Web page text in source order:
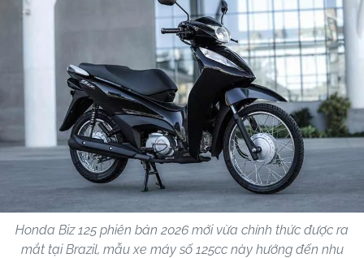
Honda Biz 125 phiên bản 2026 mới vừa chính thức được ra
mắt tại Brazil, mẫu xe máy số 125cc này hướng đến nhu